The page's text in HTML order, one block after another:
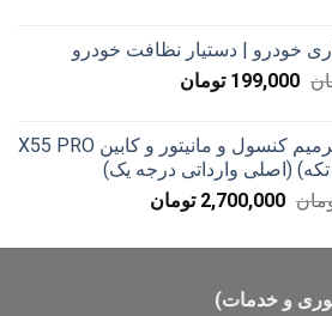
تا
خودرو | دستیار نظافت خودرو
قیمت
بود.
199,000 تومانقیمت
است.
محافظ خودترمیم کنسول و مانیتور و کابین X55 PRO
قیمت
4,000,000 تومان
2,700,000 تومانقیمت
2,700,000 تومان
و خدمات)